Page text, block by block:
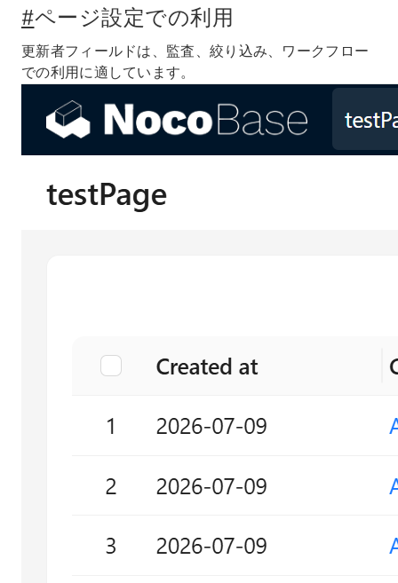
#ページ設定での利用
更新者フィールドは、監査、絞り込み、ワークフロー
での利用に適しています。